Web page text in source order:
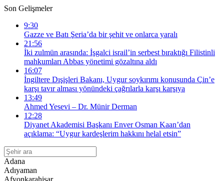
Son Gelişmeler
9:30
Gazze ve Batı Şeria’da bir şehit ve onlarca yaralı
21:56
İki zulmün arasında: İşgalci israil’in serbest bıraktığı Filistinli
mahkumları Abbas yönetimi gözaltına aldı
16:07
İngiltere Dışişleri Bakanı, Uygur soykırımı konusunda Çin’e
karşı tavır alması yönündeki çağrılarla karşı karşıya
13:49
Ahmed Yesevi – Dr. Münir Derman
12:28
Diyanet Akademisi Başkanı Enver Osman Kaan’dan
açıklama: “Uygur kardeşlerim hakkını helal etsin”
Adana
Adıyaman
Afyonkarahisar